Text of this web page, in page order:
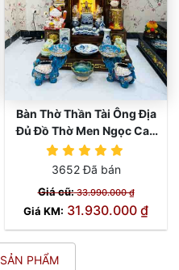
Bàn Thờ Thần Tài Ông Địa
Đủ Đồ Thờ Men Ngọc Cao
Cấp TT832
3652 Đã bán
Giá cũ:33.990.000 ₫
Giá KM: 31.930.000 ₫
PHẨM